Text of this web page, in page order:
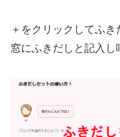
＋をクリックしてふ
窓にふきだしと記入し